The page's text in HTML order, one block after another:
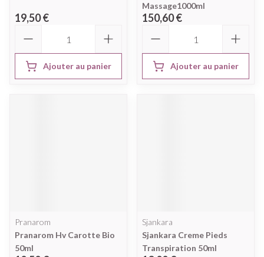
19,50 €
Ajouter au panier
Massage1000ml
150,60 €
Ajouter au panier
Pranarom
Pranarom Hv Carotte Bio
50ml
Sjankara
Sjankara Creme Pieds
Transpiration 50ml